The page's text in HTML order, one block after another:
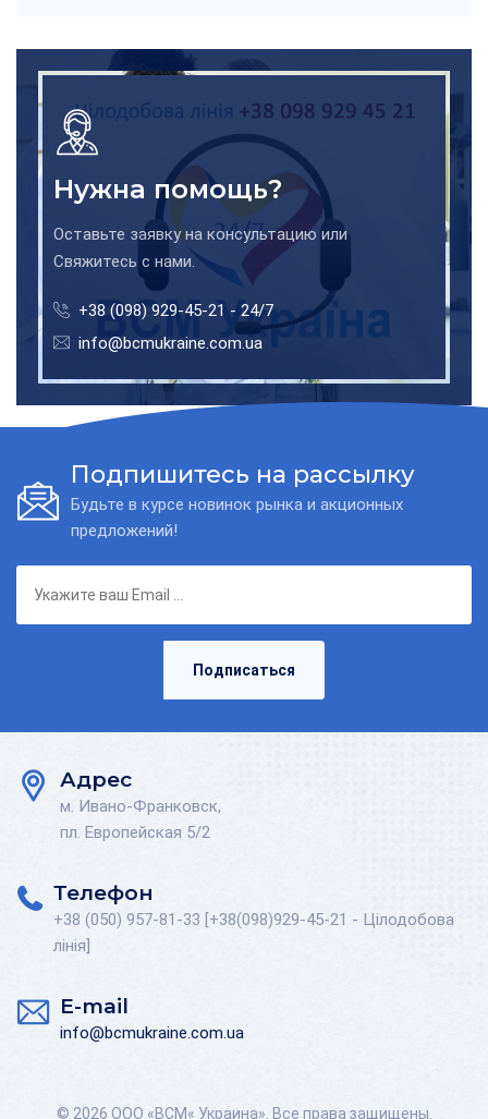
Нужна помощь?
Оставьте заявку на консультацию или
Свяжитесь с нами.
+38 (098) 929-45-21 - 24/7
info@bcmukraine.com.ua
Подпишитесь на рассылку
Будьте в курсе новинок рынка и акционных
предложений!
Подписаться
Адрес
м. Ивано-Франковск,
пл. Европейская 5/2
Телефон
+38 (050) 957-81-33 [+38(098)929-45-21 - Цілодобова
лінія]
E-mail
info@bcmukraine.com.ua
© 2026 ООО «BCM« Украина». Все права защищены.